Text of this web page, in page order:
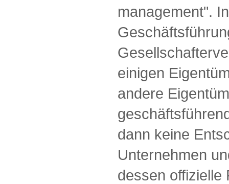
management".
einigen
andere
dann keine
Unternehmen
dessen offizielle